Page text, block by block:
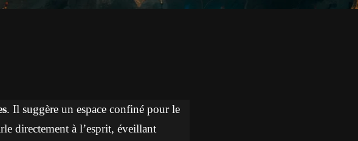
. Il suggère un espace confiné pour le
directement à l’esprit, éveillant